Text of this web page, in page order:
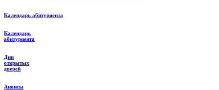
Календарь абитуриента
Календарь
абитуриента
Дни
открытых
дверей
Анонсы